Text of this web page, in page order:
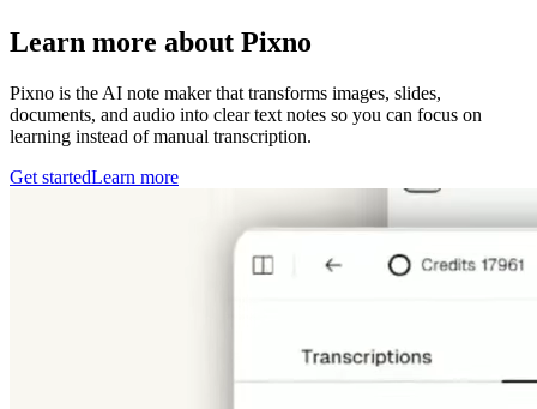
Learn more about Pixno
Pixno is the AI note maker that transforms images, slides,
documents, and audio into clear text notes so you can focus on
learning instead of manual transcription.
Get startedLearn more